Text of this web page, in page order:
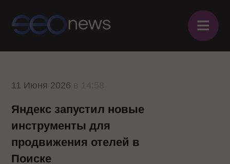
≡
11 Июня 2026
Яндекс запустил новые
инструменты для
продвижения отелей в
Поиске